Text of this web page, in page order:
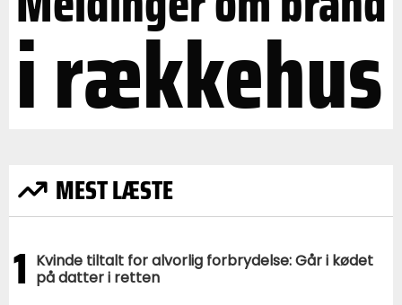
i rækkehus
MEST LÆSTE
1 Kvinde tiltalt for alvorlig forbrydelse: Går i kødet
på datter i retten